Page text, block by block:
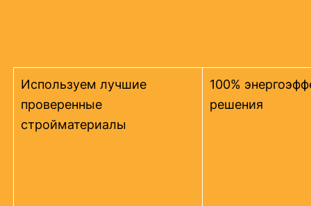
Используем лучшие
проверенные
стройматериалы
100%
решения